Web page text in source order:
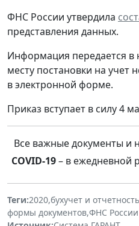
ФНС России утвердила
представления данных.
Информация передается в
месту постановки на учет
в электронной форме.
Приказ вступает в силу 4
Все важные документы и
COVID-19– в ежедневной
Теги:2020,бухучет и отчетность
формы документов,ФНС России